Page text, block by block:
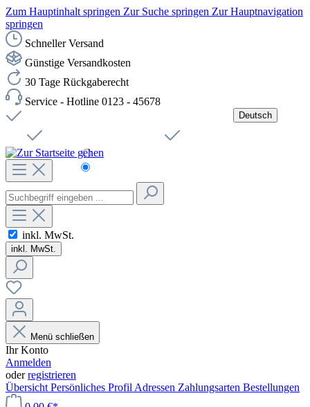
Zum Hauptinhalt springen Zur Suche springen Zur Hauptnavigation
springen
Schneller Versand
Günstige Versandkosten
30 Tage Rückgaberecht
Service - Hotline 0123 - 45678
Deutsch
Čeština
inkl. MwSt.
inkl. MwSt.
Menü schließen
Ihr Konto
Anmelden
oderregistrieren
Übersicht Persönliches Profil Adressen Zahlungsarten Bestellungen